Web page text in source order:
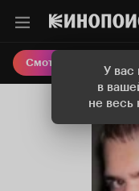
У вас
в
не весь
Смотреть кино